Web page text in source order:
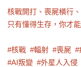
核戰開打、喪屍橫行
只有懂得生存，你才
#核戰  #輻射  #喪屍
#AI叛變  #外星人入侵